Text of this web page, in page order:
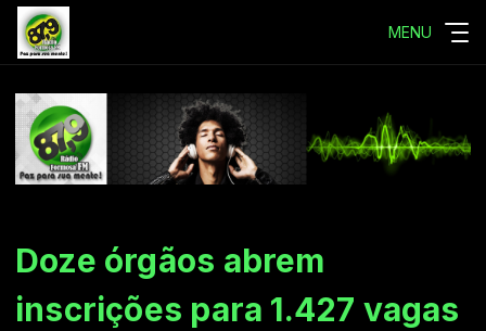
MENU
Doze órgãos abrem
inscrições para 1.427 vagas